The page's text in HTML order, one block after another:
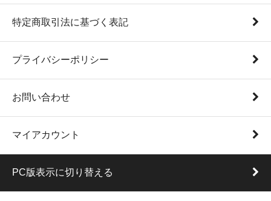
特定商取引法に基づく表記
プライバシーポリシー
お問い合わせ
マイアカウント
PC版表示に切り替える